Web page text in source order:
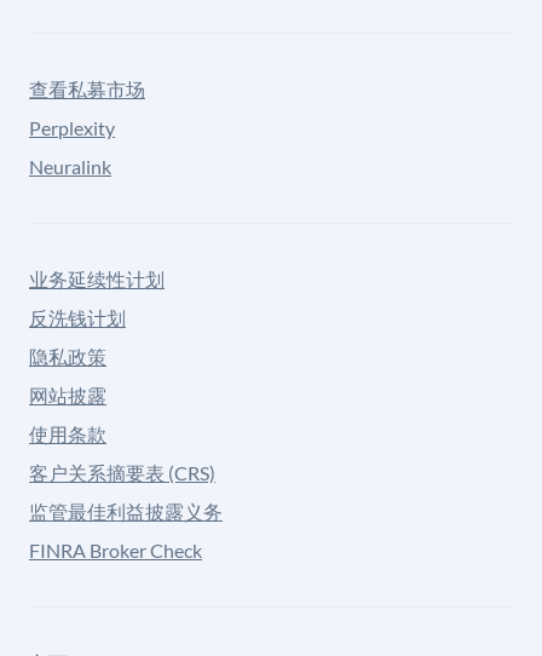
查看私募市场
Perplexity
Neuralink
业务延续性计划
反洗钱计划
隐私政策
网站披露
使用条款
客户关系摘要表 (CRS)
监管最佳利益披露义务
FINRA Broker Check